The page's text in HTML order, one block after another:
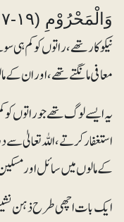
وَالْمَحْرُوْمِ o (۵۱:۱۷-۱۹)
نیکوکار تھے، راتوں کو کم
معافی مانگتے تھے، اور ان
یہ ایسے لوگ تھے جو راتوں
استغفار کرتے، اللہ تعالیٰ
کے مالوں میں سائل اور
ایک بات اچھی طرح ذہن